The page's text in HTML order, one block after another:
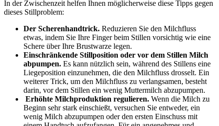
In der Zwischenzeit helfen Ihnen möglicherweise diese Tipps gegen
dieses Stillproblem:
Der Scherenhandtrick. Reduzieren Sie den Milchfluss
etwas, indem Sie Ihre Finger beim Stillen vorsichtig wie eine
Schere über Ihre Brustwarze legen.
Einschränkende Stillposition oder vor dem Stillen Milch
abpumpen. Es kann nützlich sein, während des Stillens eine
Liegeposition einzunehmen, die den Milchfluss drosselt. Ein
weiterer Trick, um den Milchfluss zu verlangsamen, besteht
darin, vor dem Stillen ein wenig Muttermilch abzupumpen.
Erhöhte Milchproduktion regulieren. Wenn die Milch zu
Beginn sehr stark einschießt, versuchen Sie entweder, ein
wenig Milch abzupumpen oder den ersten Einschuss mit